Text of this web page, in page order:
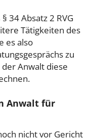
34 Absatz 2 RVG
Tätigkeiten des
es also
zu
Anwalt diese
Anwalt für
nicht vor Gericht